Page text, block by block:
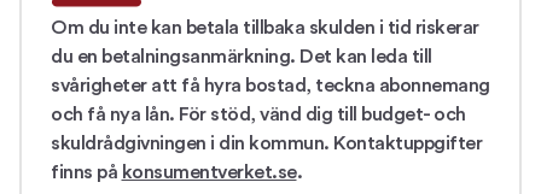
Om du inte kan betala tillbaka skulden i tid riskerar
du en betalningsanmärkning. Det kan leda till
svårigheter att få hyra bostad, teckna abonnemang
och få nya lån. För stöd, vänd dig till budget- och
skuldrådgivningen i din kommun. Kontaktuppgifter
finns på konsumentverket.se.